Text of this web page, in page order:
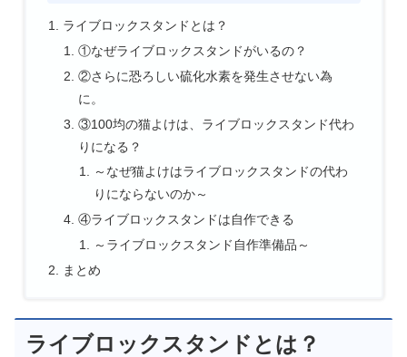
ライブロックスタンドとは？
①なぜライブロックスタンドがいるの？
②さらに恐ろしい硫化水素を発生させない為
に。
③100均の猫よけは、ライブロックスタンド代わ
りになる？
～なぜ猫よけはライブロックスタンドの代わ
りにならないのか～
④ライブロックスタンドは自作できる
～ライブロックスタンド自作準備品～
まとめ
ライブロックスタンドとは？